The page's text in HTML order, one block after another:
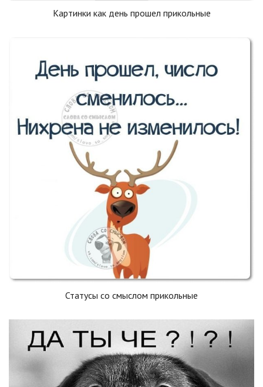
Картинки как день прошел прикольные
Статусы со смыслом прикольные